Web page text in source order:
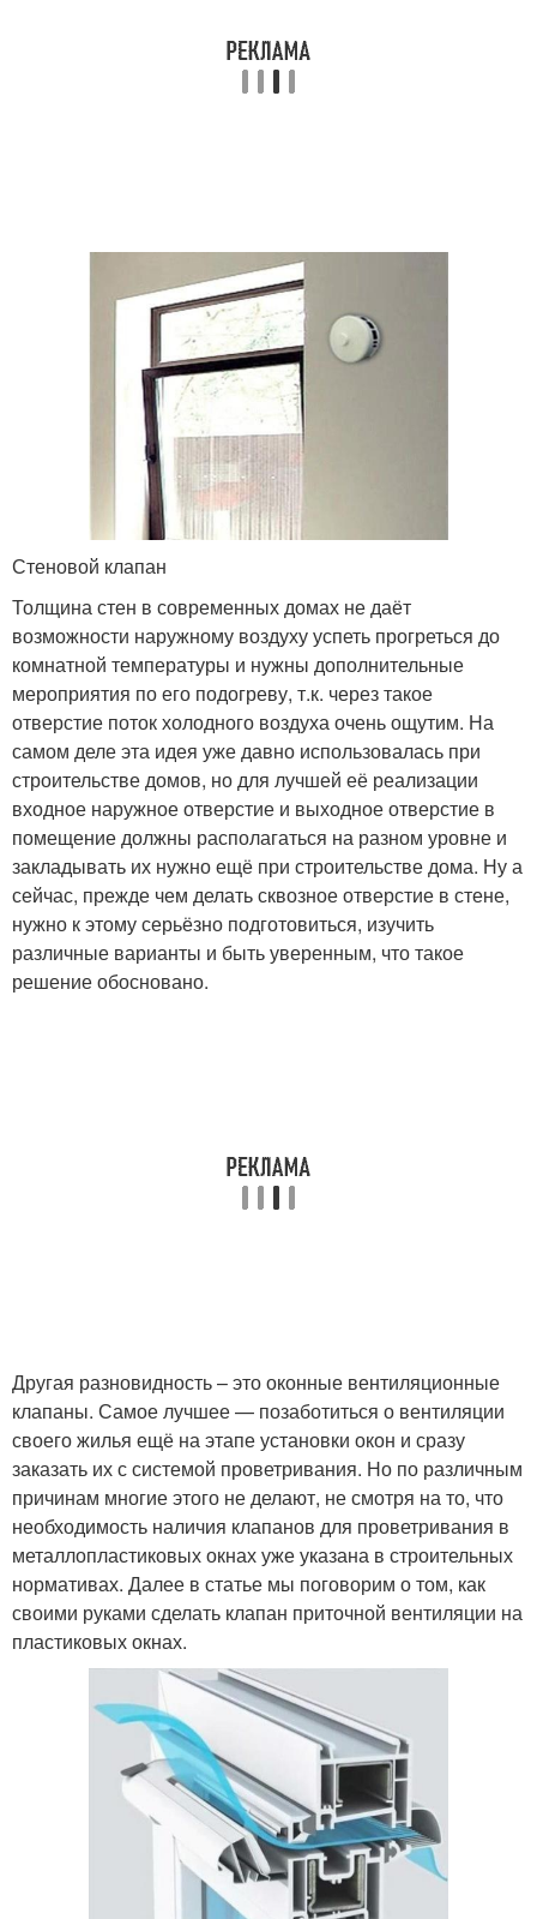
Стеновой клапан
Толщина стен в современных домах не даёт
возможности наружному воздуху успеть прогреться до
комнатной температуры и нужны дополнительные
мероприятия по его подогреву, т.к. через такое
отверстие поток холодного воздуха очень ощутим. На
самом деле эта идея уже давно использовалась при
строительстве домов, но для лучшей её реализации
входное наружное отверстие и выходное отверстие в
помещение должны располагаться на разном уровне и
закладывать их нужно ещё при строительстве дома. Ну а
сейчас, прежде чем делать сквозное отверстие в стене,
нужно к этому серьёзно подготовиться, изучить
различные варианты и быть уверенным, что такое
решение обосновано.
Другая разновидность – это оконные вентиляционные
клапаны. Самое лучшее — позаботиться о вентиляции
своего жилья ещё на этапе установки окон и сразу
заказать их с системой проветривания. Но по различным
причинам многие этого не делают, не смотря на то, что
необходимость наличия клапанов для проветривания в
металлопластиковых окнах уже указана в строительных
нормативах. Далее в статье мы поговорим о том, как
своими руками сделать клапан приточной вентиляции на
пластиковых окнах.